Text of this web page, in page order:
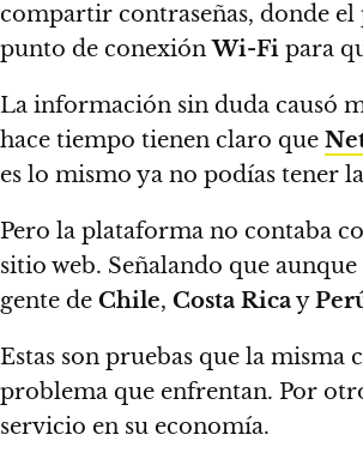
compartir contraseñas, donde el
punto de conexiónWi-Fi para
La información sin duda causó
hace tiempo tienen claro que
es lo mismo ya no podías tener
Pero la plataforma no contaba
sitio web. Señalando que
gente de Chile, Costa Ricay
Estas son pruebas que la
problema que enfrentan. Por
servicio en su economía.